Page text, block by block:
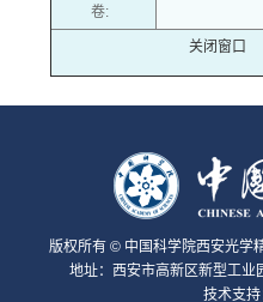
卷:
关闭窗口
版权所有 © 中国科学院西安光
地址：西安市高新区新型工
技术支持